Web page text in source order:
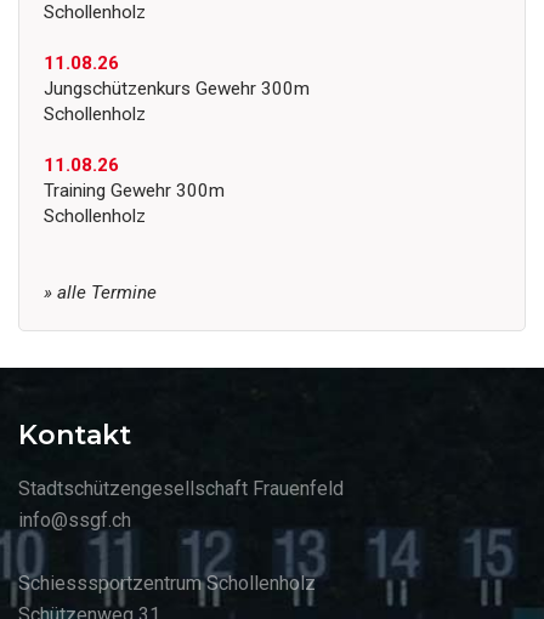
Schollenholz
11.08.26
Jungschützenkurs Gewehr 300m
Schollenholz
11.08.26
Training Gewehr 300m
Schollenholz
» alle Termine
Kontakt
Stadtschützengesellschaft Frauenfeld
info@ssgf.ch
Schiesssportzentrum Schollenholz